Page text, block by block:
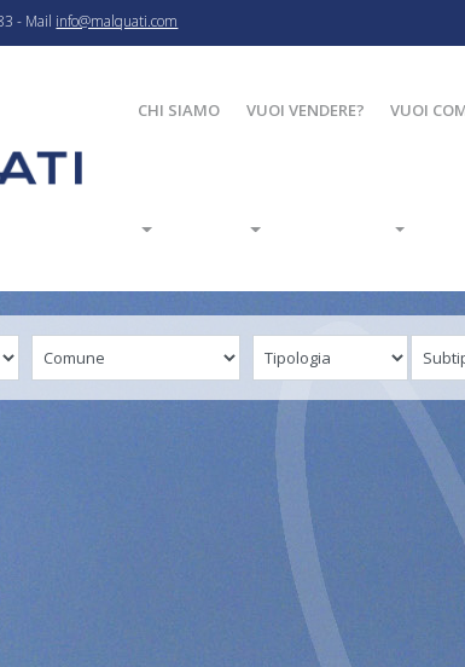
- Mail info@malquati.com
CHI SIAMO VUOI VENDERE? VUOI